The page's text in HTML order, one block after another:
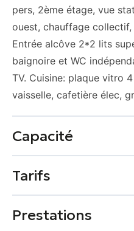
pers, 2ème étage, vue
ouest, chauffage collectif,
Entrée alcôve 2*2 lits
baignoire et WC
TV. Cuisine: plaque vitro
vaisselle, cafetière élec,
Capacité
1 chambre(s)
2 lit(s) simple
1 lit(s) double
Tarifs
Moyens de
Prestations